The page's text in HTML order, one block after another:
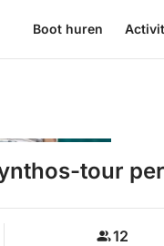
Boot huren
tour
12